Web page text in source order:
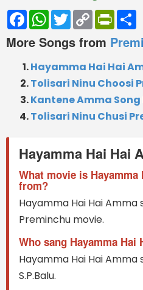
FacebookWhatsApp
TwitterCopy
Link
More Songs from
Hayamma Hai Hai
Tolisari Ninu Choosi
Kantene Amma Song
Tolisari Ninu Chusi
Hayamma Hai Hai
What movie is
from?
Hayamma Hai Hai
Preminchu movie.
Who sang Hayamma Hai
Hayamma Hai Hai Amma
S.P.Balu.